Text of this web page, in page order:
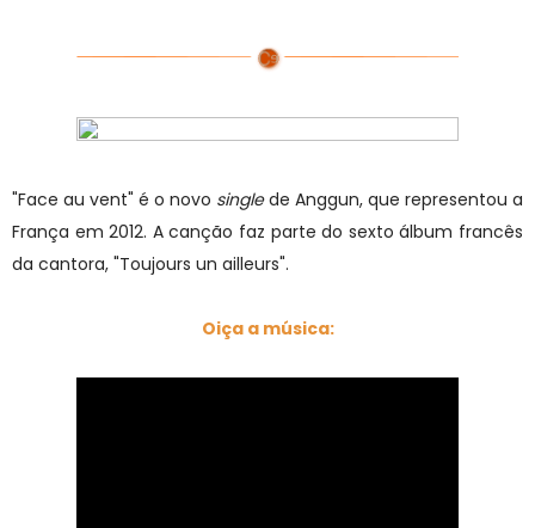
"Face au vent" é o novo singlede Anggun, que representou a
França em 2012. A canção faz parte do sexto álbum francês
da cantora, "Toujours un ailleurs".
Oiça a música: